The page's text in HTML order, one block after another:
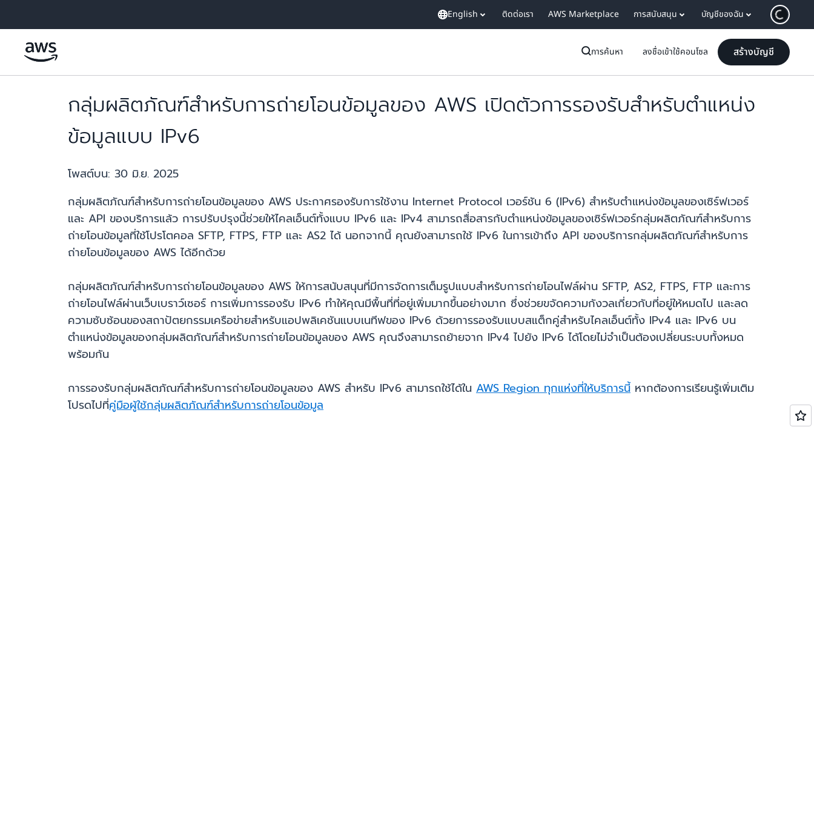
English ติดต่อเรา AWS Marketplace การสนับสนุน บัญชีของฉัน
การค้นหา ลงชื่อเข้าใช้คอนโซล สร้างบัญชี
กลุ่มผลิตภัณฑ์สำหรับการถ่ายโอนข้อมูลของ AWS เปิดตัวการรองรับสำหรับตำแหน่ง
ข้อมูลแบบ IPv6
โพสต์บน: 30 มิ.ย. 2025
กลุ่มผลิตภัณฑ์สำหรับการถ่ายโอนข้อมูลของ AWS ประกาศรองรับการใช้งาน Internet Protocol เวอร์ชัน 6 (IPv6) สำหรับตำแหน่งข้อมูลของเซิร์ฟเวอร์
และ API ของบริการแล้ว การปรับปรุงนี้ช่วยให้ไคลเอ็นต์ทั้งแบบ IPv6 และ IPv4 สามารถสื่อสารกับตำแหน่งข้อมูลของเซิร์ฟเวอร์กลุ่มผลิตภัณฑ์สำหรับการ
ถ่ายโอนข้อมูลที่ใช้โปรโตคอล SFTP, FTPS, FTP และ AS2 ได้ นอกจากนี้ คุณยังสามารถใช้ IPv6 ในการเข้าถึง API ของบริการกลุ่มผลิตภัณฑ์สำหรับการ
ถ่ายโอนข้อมูลของ AWS ได้อีกด้วย
กลุ่มผลิตภัณฑ์สำหรับการถ่ายโอนข้อมูลของ AWS ให้การสนับสนุนที่มีการจัดการเต็มรูปแบบสำหรับการถ่ายโอนไฟล์ผ่าน SFTP, AS2, FTPS, FTP และการ
ถ่ายโอนไฟล์ผ่านเว็บเบราว์เซอร์ การเพิ่มการรองรับ IPv6 ทำให้คุณมีพื้นที่ที่อยู่เพิ่มมากขึ้นอย่างมาก ซึ่งช่วยขจัดความกังวลเกี่ยวกับที่อยู่ให้หมดไป และลด
ความซับซ้อนของสถาปัตยกรรมเครือข่ายสำหรับแอปพลิเคชันแบบเนทีฟของ IPv6 ด้วยการรองรับแบบสแต็กคู่สำหรับไคลเอ็นต์ทั้ง IPv4 และ IPv6 บน
ตำแหน่งข้อมูลของกลุ่มผลิตภัณฑ์สำหรับการถ่ายโอนข้อมูลของ AWS คุณจึงสามารถย้ายจาก IPv4 ไปยัง IPv6 ได้โดยไม่จำเป็นต้องเปลี่ยนระบบทั้งหมด
พร้อมกัน
การรองรับกลุ่มผลิตภัณฑ์สำหรับการถ่ายโอนข้อมูลของ AWS สำหรับ IPv6 สามารถใช้ได้ใน AWS Region ทุกแห่งที่ให้บริการนี้ หากต้องการเรียนรู้เพิ่มเติม
โปรดไปที่คู่มือผู้ใช้กลุ่มผลิตภัณฑ์สำหรับการถ่ายโอนข้อมูล